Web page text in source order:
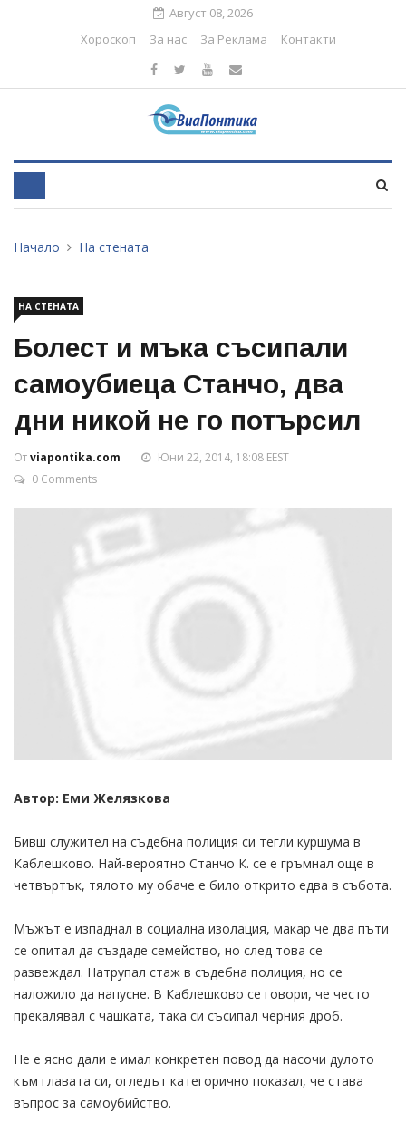
Август 08, 2026
Хороскоп
За нас За Реклама Контакти
Начало На стената
НА СТЕНАТА
Болест и мъка съсипали
самоубиеца Станчо, два
дни никой не го потърсил
Отviapontika.com
Юни 22, 2014, 18:08 EEST
0 Comments
Автор: Еми Желязкова
Бивш служител на съдебна полиция си тегли куршума в
Каблешково. Най-вероятно Станчо К. се е гръмнал още в
четвъртък, тялото му обаче е било открито едва в събота.
Мъжът е изпаднал в социална изолация, макар че два пъти
се опитал да създаде семейство, но след това се
развеждал. Натрупал стаж в съдебна полиция, но се
наложило да напусне. В Каблешково се говори, че често
прекалявал с чашката, така си съсипал черния дроб.
Не е ясно дали е имал конкретен повод да насочи дулото
към главата си, огледът категорично показал, че става
въпрос за самоубийство.